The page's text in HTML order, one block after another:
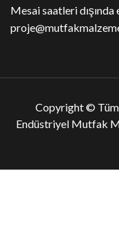
Mesai saatleri
Copyright © Tüm
Endüstriyel Mutfak